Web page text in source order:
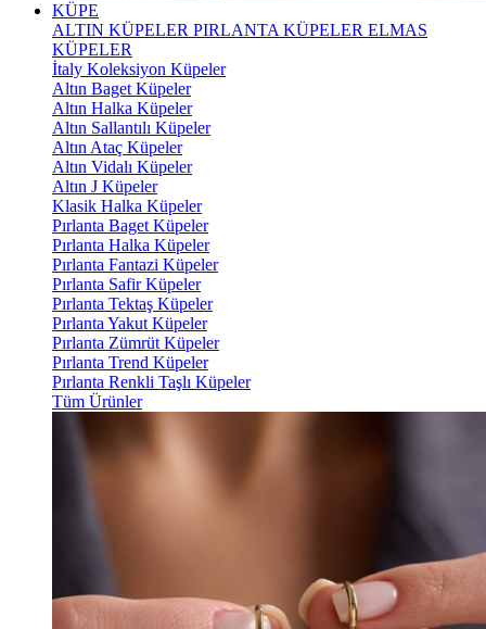
KÜPE
ALTIN KÜPELER PIRLANTA KÜPELER ELMAS
KÜPELER
İtaly Koleksiyon Küpeler
Altın Baget Küpeler
Altın Halka Küpeler
Altın Sallantılı Küpeler
Altın Ataç Küpeler
Altın Vidalı Küpeler
Altın J Küpeler
Klasik Halka Küpeler
Pırlanta Baget Küpeler
Pırlanta Halka Küpeler
Pırlanta Fantazi Küpeler
Pırlanta Safir Küpeler
Pırlanta Tektaş Küpeler
Pırlanta Yakut Küpeler
Pırlanta Zümrüt Küpeler
Pırlanta Trend Küpeler
Pırlanta Renkli Taşlı Küpeler
Tüm Ürünler